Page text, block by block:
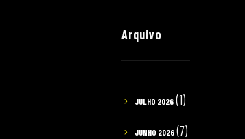
Arquivo
JULHO 2026 (1)
JUNHO 2026 (7)